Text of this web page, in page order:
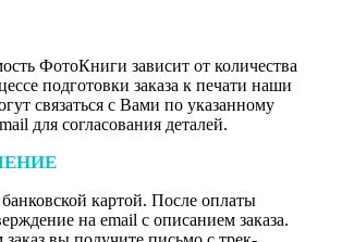
ФотоКниги зависит от количества
подготовки заказа к печати наши
связаться с Вами по указанному
для согласования деталей.
картой. После оплаты
на email с описанием заказа.